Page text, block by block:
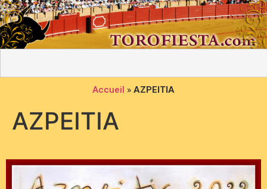
Accueil » AZPEITIA
AZPEITIA